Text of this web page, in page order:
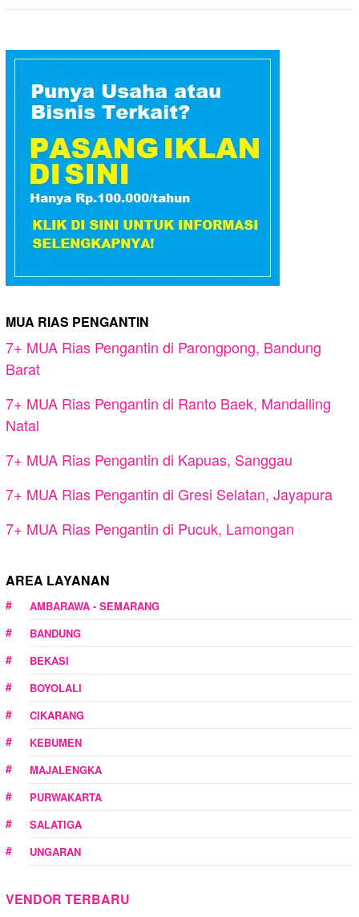
MUA RIAS PENGANTIN
7+ MUA Rias Pengantin di Parongpong, Bandung
Barat
7+ MUA Rias Pengantin di Ranto Baek, Mandailing
Natal
7+ MUA Rias Pengantin di Kapuas, Sanggau
7+ MUA Rias Pengantin di Gresi Selatan, Jayapura
7+ MUA Rias Pengantin di Pucuk, Lamongan
AREA LAYANAN
AMBARAWA - SEMARANG
BANDUNG
BEKASI
BOYOLALI
CIKARANG
KEBUMEN
MAJALENGKA
PURWAKARTA
SALATIGA
UNGARAN
VENDOR TERBARU